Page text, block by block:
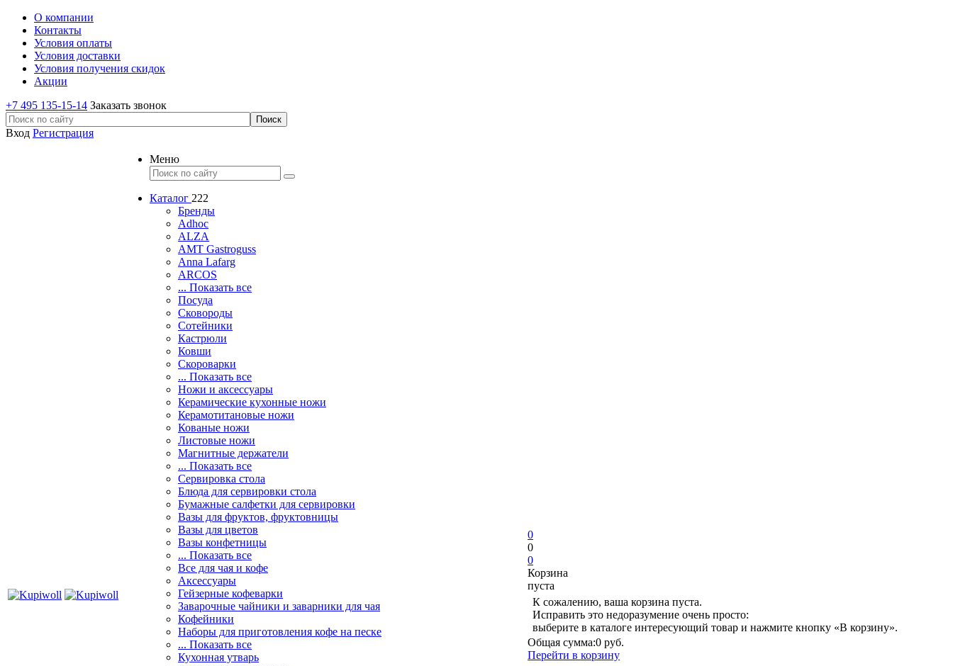
О компании
Контакты
Условия оплаты
Условия доставки
Условия получения скидок
Акции
+7 495 135-15-14 Заказать звонок
Вход Регистрация
Меню
Каталог 222
Бренды
Adhoc
ALZA
AMT Gastroguss
Anna Lafarg
ARCOS
... Показать все
Посуда
Сковороды
Сотейники
Кастрюли
Ковши
Скороварки
... Показать все
Ножи и аксессуары
Керамические кухонные ножи
Керамотитановые ножи
Кованые ножи
Листовые ножи
Магнитные держатели
... Показать все
Сервировка стола
Блюда для сервировки стола
Бумажные салфетки для сервировки
Вазы для фруктов, фруктовницы
Вазы для цветов
Вазы конфетницы
... Показать все
Все для чая и кофе
Аксессуары
Гейзерные кофеварки
Заварочные чайники и заварники для чая
Кофейники
Наборы для приготовления кофе на песке
... Показать все
Кухонная утварь
0
0
0
Корзина
пуста
К сожалению, ваша корзина пуста.
Исправить это недоразумение очень просто:
выберите в каталоге интересующий товар и нажмите кнопку «В корзину».
Общая сумма:0 руб.
Перейти в корзину